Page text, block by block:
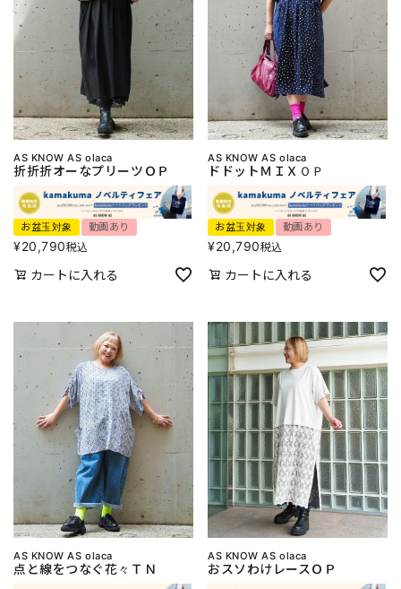
AS KNOW AS olaca
折折折オーなプリーツＯＰ
お盆玉対象 動画あり
¥20,790税込
カートに入れる
AS KNOW AS olaca
ドドットＭＩＸＯＰ
お盆玉対象 動画あり
¥20,790税込
カートに入れる
AS KNOW AS olaca
点と線をつなぐ花々ＴＮ
AS KNOW AS olaca
おスソわけレースＯＰ